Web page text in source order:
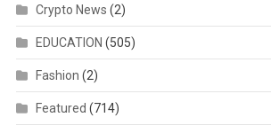
Crypto News (2)
EDUCATION (505)
Fashion (2)
Featured (714)